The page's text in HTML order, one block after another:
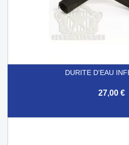
DURITE D'EAU
27,00 €